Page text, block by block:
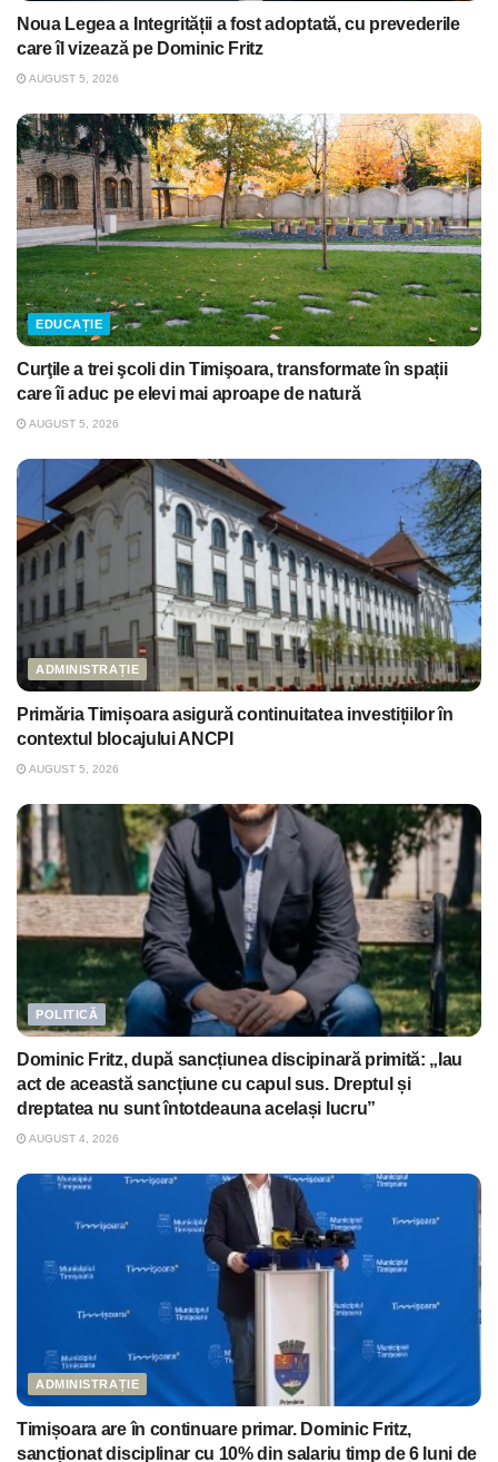
Noua Legea a Integrității a fost adoptată, cu prevederile
care îl vizează pe Dominic Fritz
AUGUST 5, 2026
EDUCAȚIE
Curţile a trei şcoli din Timişoara, transformate în spații
care îi aduc pe elevi mai aproape de natură
AUGUST 5, 2026
ADMINISTRAȚIE
Primăria Timișoara asigură continuitatea investițiilor în
contextul blocajului ANCPI
AUGUST 5, 2026
POLITICĂ
Dominic Fritz, după sancțiunea discipinară primită: „Iau
act de această sancțiune cu capul sus. Dreptul și
dreptatea nu sunt întotdeauna același lucru”
AUGUST 4, 2026
ADMINISTRAȚIE
Timișoara are în continuare primar. Dominic Fritz,
sancționat disciplinar cu 10% din salariu timp de 6 luni de